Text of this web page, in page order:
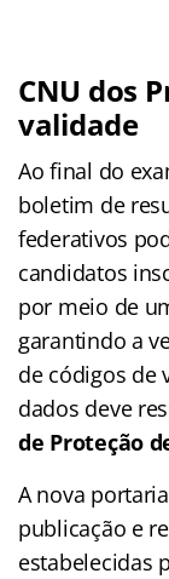
CNU dos
validade
Ao final do
boletim de
federativos
candidatos
por meio de
garantindo a
de códigos de
dados deve
de Proteção
A nova
publicação e
estabelecidas